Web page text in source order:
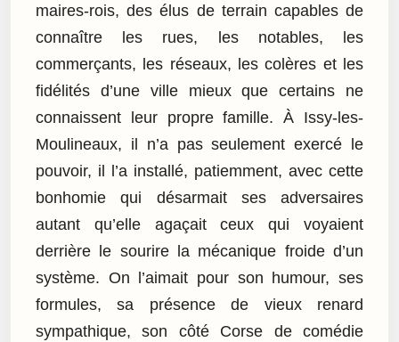
maires-rois, des élus de terrain capables de
connaître les rues, les notables, les
commerçants, les réseaux, les colères et les
fidélités d’une ville mieux que certains ne
connaissent leur propre famille. À Issy-les-
Moulineaux, il n’a pas seulement exercé le
pouvoir, il l’a installé, patiemment, avec cette
bonhomie qui désarmait ses adversaires
autant qu’elle agaçait ceux qui voyaient
derrière le sourire la mécanique froide d’un
système. On l’aimait pour son humour, ses
formules, sa présence de vieux renard
sympathique, son côté Corse de comédie